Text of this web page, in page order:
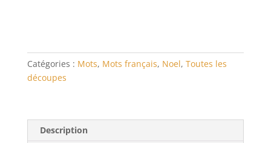
Catégories : Mots, Mots français, Noel, Toutes les
découpes
Description